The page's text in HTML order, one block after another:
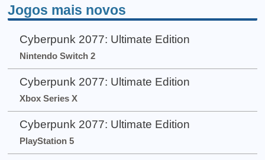
Jogos mais novos
Cyberpunk 2077: Ultimate Edition
Nintendo Switch 2
Cyberpunk 2077: Ultimate Edition
Xbox Series X
Cyberpunk 2077: Ultimate Edition
PlayStation 5